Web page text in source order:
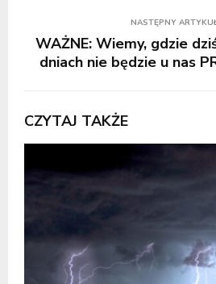
NASTĘPNY
WAŻNE: Wiemy, gdzie
dniach nie będzie u nas
CZYTAJ TAKŻE